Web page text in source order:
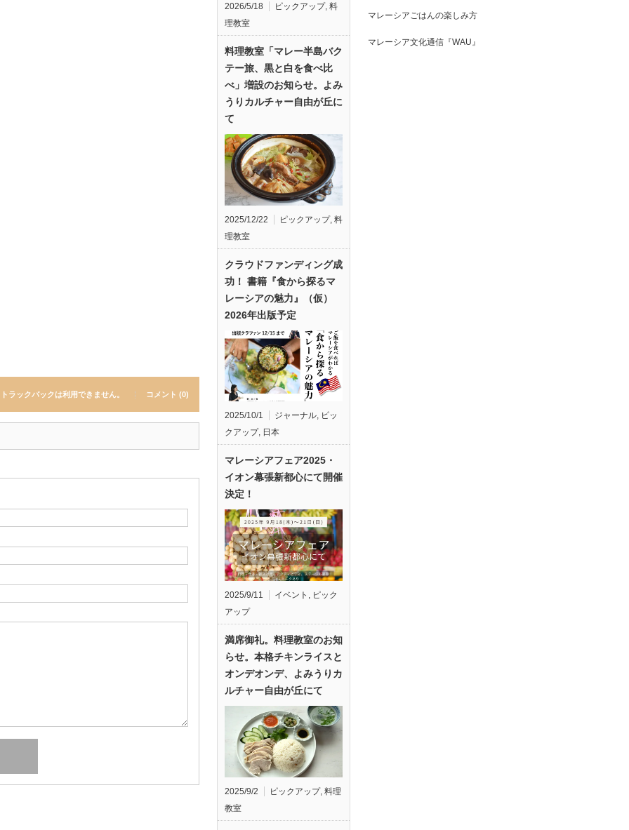
トラックバックは利用できません。 コメント (0)
2026/5/18 ピックアップ, 料
理教室
料理教室「マレー半島バク
テー旅、黒と白を食べ比
べ」増設のお知らせ。よみ
うりカルチャー自由が丘に
て
2025/12/22 ピックアップ, 料
理教室
クラウドファンディング成
功！ 書籍『食から探るマ
レーシアの魅力』（仮）
2026年出版予定
2025/10/1 ジャーナル, ピッ
クアップ, 日本
マレーシアフェア2025・
イオン幕張新都心にて開催
決定！
2025/9/11 イベント , ピック
アップ
満席御礼。料理教室のお知
らせ。本格チキンライスと
オンデオンデ、よみうりカ
ルチャー自由が丘にて
2025/9/2 ピックアップ, 料理
教室
マレーシアごはんの楽しみ方
マレーシア文化通信『WAU』